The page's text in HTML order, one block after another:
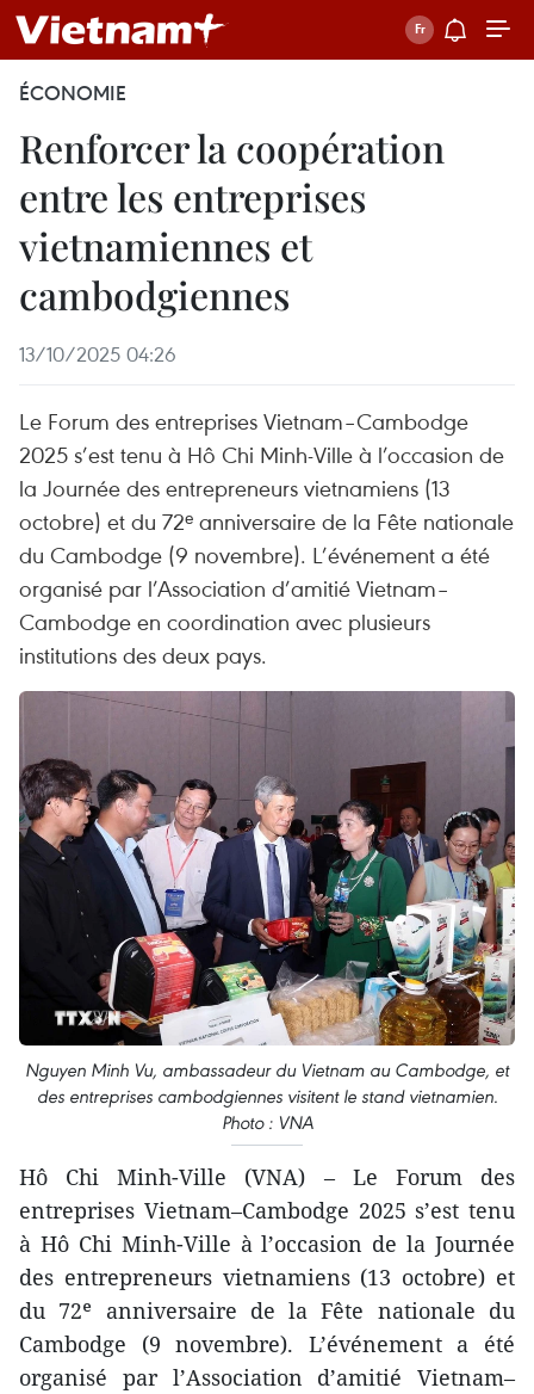
ÉCONOMIE
Renforcer la coopération
entre les entreprises
vietnamiennes et
cambodgiennes
13/10/2025 04:26
Le Forum des entreprises Vietnam–Cambodge
2025 s’est tenu à Hô Chi Minh-Ville à l’occasion de
la Journée des entrepreneurs vietnamiens (13
octobre) et du 72ᵉ anniversaire de la Fête nationale
du Cambodge (9 novembre). L’événement a été
organisé par l’Association d’amitié Vietnam–
Cambodge en coordination avec plusieurs
institutions des deux pays.
Nguyen Minh Vu, ambassadeur du Vietnam au Cambodge, et
des entreprises cambodgiennes visitent le stand vietnamien.
Photo : VNA
Hô Chi Minh-Ville (VNA) – Le Forum des
entreprises Vietnam–Cambodge 2025 s’est tenu
à Hô Chi Minh-Ville à l’occasion de la Journée
des entrepreneurs vietnamiens (13 octobre) et
du 72ᵉ anniversaire de la Fête nationale du
Cambodge (9 novembre). L’événement a été
organisé par l’Association d’amitié Vietnam–